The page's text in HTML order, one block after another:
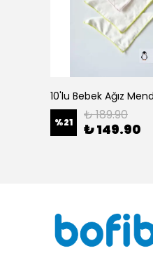
10'lu Bebek Ağız
%21 ₺ 189.90
₺ 149.90